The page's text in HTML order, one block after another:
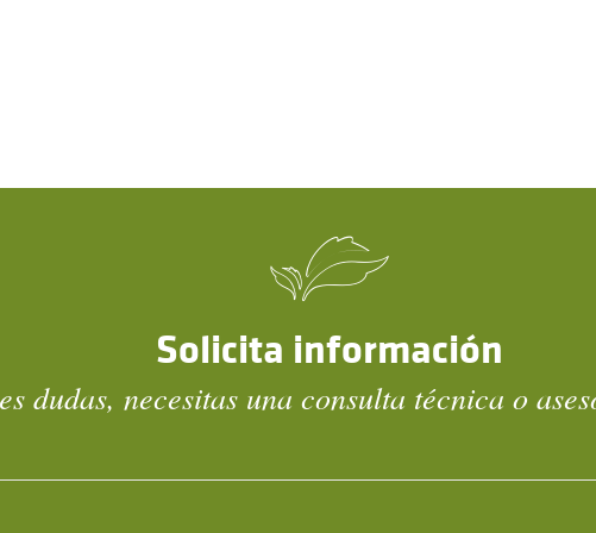
Solicita información
dudas, necesitas una consulta técnica o